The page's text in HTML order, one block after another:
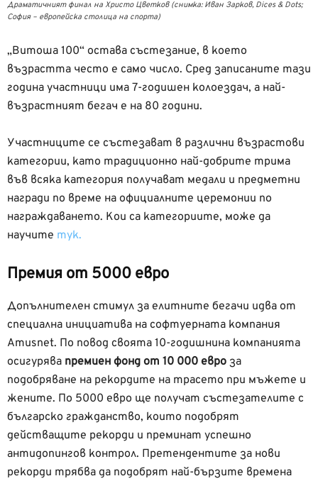
Драматичният финал на Христо Цветков (снимка: Иван Зарков, Dices & Dots;
София – европейска столица на спорта)
„Витоша 100“ остава състезание, в което
възрастта често е само число. Сред записаните тази
година участници има 7-годишен колоездач, а най-
възрастният бегач е на 80 години.
Участниците се състезават в различни възрастови
категории, като традиционно най-добрите трима
във всяка категория получават медали и предметни
награди по време на официалните церемонии по
награждаването. Кои са категориите, може да
научите тук.
Премия от 5000 евро
Допълнителен стимул за елитните бегачи идва от
специална инициатива на софтуерната компания
Amusnet. По повод своята 10-годишнина компанията
осигурява премиен фонд от 10 000 евро за
подобряване на рекордите на трасето при мъжете и
жените. По 5000 евро ще получат състезателите с
българско гражданство, които подобрят
действащите рекорди и преминат успешно
антидопингов контрол. Претендентите за нови
рекорди трябва да подобрят най-бързите времена